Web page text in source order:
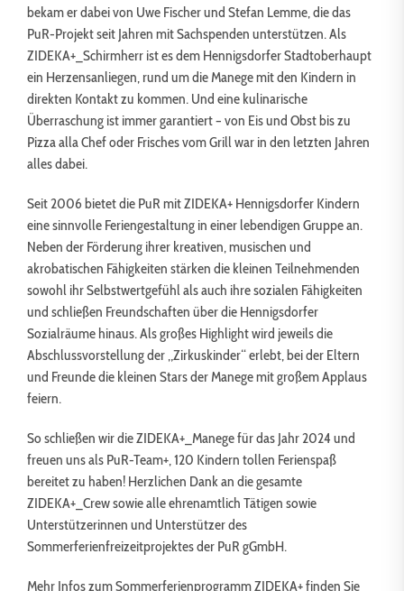
bekam er dabei von Uwe Fischer und Stefan Lemme, die das
PuR-Projekt seit Jahren mit Sachspenden unterstützen. Als
ZIDEKA+_Schirmherr ist es dem Hennigsdorfer Stadtoberhaupt
ein Herzensanliegen, rund um die Manege mit den Kindern in
direkten Kontakt zu kommen. Und eine kulinarische
Überraschung ist immer garantiert – von Eis und Obst bis zu
Pizza alla Chef oder Frisches vom Grill war in den letzten Jahren
alles dabei.
Seit 2006 bietet die PuR mit ZIDEKA+ Hennigsdorfer Kindern
eine sinnvolle Feriengestaltung in einer lebendigen Gruppe an.
Neben der Förderung ihrer kreativen, musischen und
akrobatischen Fähigkeiten stärken die kleinen Teilnehmenden
sowohl ihr Selbstwertgefühl als auch ihre sozialen Fähigkeiten
und schließen Freundschaften über die Hennigsdorfer
Sozialräume hinaus. Als großes Highlight wird jeweils die
Abschlussvorstellung der „Zirkuskinder“ erlebt, bei der Eltern
und Freunde die kleinen Stars der Manege mit großem Applaus
feiern.
So schließen wir die ZIDEKA+_Manege für das Jahr 2024 und
freuen uns als PuR-Team+, 120 Kindern tollen Ferienspaß
bereitet zu haben! Herzlichen Dank an die gesamte
ZIDEKA+_Crew sowie alle ehrenamtlich Tätigen sowie
Unterstützerinnen und Unterstützer des
Sommerferienfreizeitprojektes der PuR gGmbH.
Mehr Infos zum Sommerferienprogramm ZIDEKA+ finden Sie